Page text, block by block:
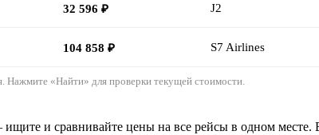
32 596 ₽ J2
104 858 ₽ S7 Airlines
Нажмите «Найти» для проверки текущей стоимости.
и сравнивайте цены на все рейсы в одном месте.